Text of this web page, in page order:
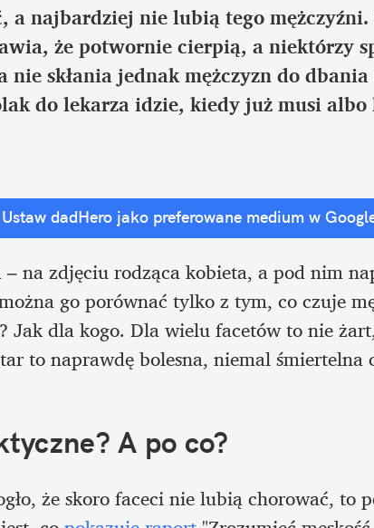
najbardziej nie lubią tego
że potwornie cierpią, a niektórzy
nie skłania jednak mężczyzn do
do lekarza idzie, kiedy już musi
Ustaw dadHero jako preferowane medium w
na zdjęciu rodząca kobieta, a pod nim
go porównać tylko z tym, co czuje
Jak dla kogo. Dla wielu facetów to nie
to naprawdę bolesna, niemal śmiertelna
A po co?
że skoro faceci nie lubią chorować, to